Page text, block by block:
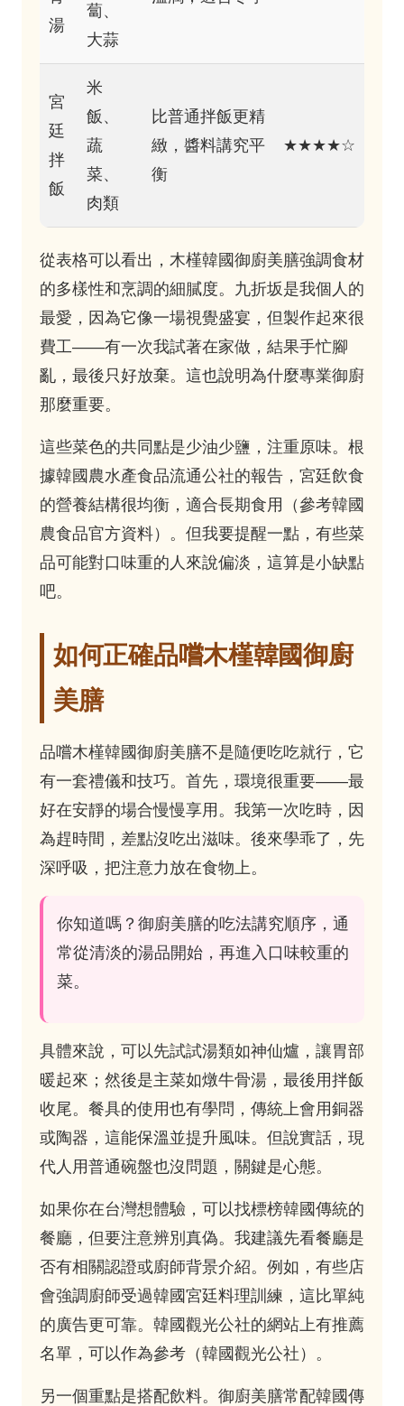
湯
蔔、
大蒜
宮
廷
拌
飯
米
飯、
蔬
菜、
肉類
比普通拌飯更精
緻，醬料講究平
衡
★★★★☆
從表格可以看出，木槿韓國御廚美膳強調食材
的多樣性和烹調的細膩度。九折坂是我個人的
最愛，因為它像一場視覺盛宴，但製作起來很
費工——有一次我試著在家做，結果手忙腳
亂，最後只好放棄。這也說明為什麼專業御廚
那麼重要。
這些菜色的共同點是少油少鹽，注重原味。根
據韓國農水產食品流通公社的報告，宮廷飲食
的營養結構很均衡，適合長期食用（參考韓國
農食品官方資料）。但我要提醒一點，有些菜
品可能對口味重的人來說偏淡，這算是小缺點
吧。
如何正確品嚐木槿韓國御廚
美膳
品嚐木槿韓國御廚美膳不是隨便吃吃就行，它
有一套禮儀和技巧。首先，環境很重要——最
好在安靜的場合慢慢享用。我第一次吃時，因
為趕時間，差點沒吃出滋味。後來學乖了，先
深呼吸，把注意力放在食物上。
你知道嗎？御廚美膳的吃法講究順序，通
常從清淡的湯品開始，再進入口味較重的
菜。
具體來說，可以先試試湯類如神仙爐，讓胃部
暖起來；然後是主菜如燉牛骨湯，最後用拌飯
收尾。餐具的使用也有學問，傳統上會用銅器
或陶器，這能保溫並提升風味。但說實話，現
代人用普通碗盤也沒問題，關鍵是心態。
如果你在台灣想體驗，可以找標榜韓國傳統的
餐廳，但要注意辨別真偽。我建議先看餐廳是
否有相關認證或廚師背景介紹。例如，有些店
會強調廚師受過韓國宮廷料理訓練，這比單純
的廣告更可靠。韓國觀光公社的網站上有推薦
名單，可以作為參考（韓國觀光公社 ）。
另一個重點是搭配飲料。御廚美膳常配韓國傳